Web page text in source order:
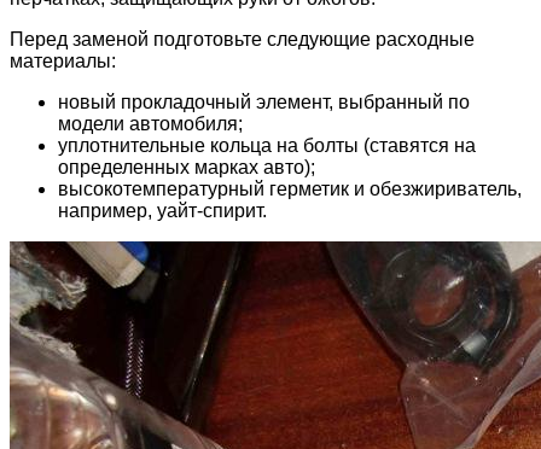
Перед заменой подготовьте следующие расходные
материалы:
новый прокладочный элемент, выбранный по
модели автомобиля;
уплотнительные кольца на болты (ставятся на
определенных марках авто);
высокотемпературный герметик и обезжириватель,
например, уайт-спирит.